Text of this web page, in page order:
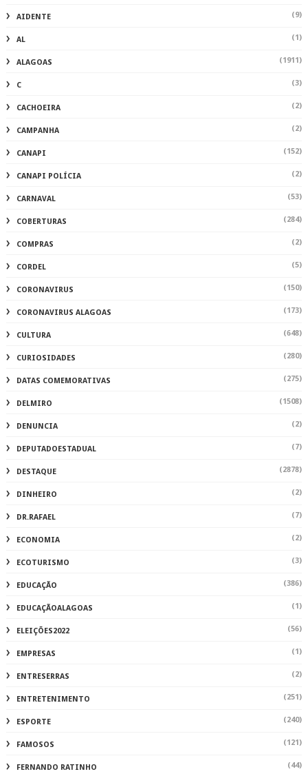
AIDENTE (9)
AL (1)
ALAGOAS (1911)
C (3)
CACHOEIRA (2)
CAMPANHA (2)
CANAPI (152)
CANAPI POLÍCIA (2)
CARNAVAL (53)
COBERTURAS (284)
COMPRAS (2)
CORDEL (5)
CORONAVIRUS (150)
CORONAVIRUS ALAGOAS (173)
CULTURA (648)
CURIOSIDADES (280)
DATAS COMEMORATIVAS (275)
DELMIRO (1508)
DENUNCIA (2)
DEPUTADOESTADUAL (7)
DESTAQUE (2878)
DINHEIRO (2)
DR.RAFAEL (7)
ECONOMIA (2)
ECOTURISMO (3)
EDUCAÇÃO (386)
EDUCAÇÃOALAGOAS (1)
ELEIÇÕES2022 (56)
EMPRESAS (1)
ENTRESERRAS (2)
ENTRETENIMENTO (251)
ESPORTE (240)
FAMOSOS (121)
FERNANDO RATINHO (44)